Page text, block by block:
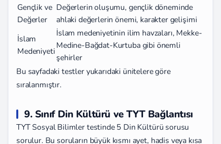
Gençlik ve
Değerler
Değerlerin oluşumu, gençlik döneminde
ahlaki değerlerin önemi, karakter gelişimi
İslam
Medeniyeti
İslam medeniyetinin ilim havzaları, Mekke-
Medine-Bağdat-Kurtuba gibi önemli
şehirler
Bu sayfadaki testler yukarıdaki ünitelere göre
sıralanmıştır.
9. Sınıf Din Kültürü ve TYT Bağlantısı
TYT Sosyal Bilimler testinde 5 Din Kültürü sorusu
sorulur. Bu soruların büyük kısmı ayet, hadis veya kısa